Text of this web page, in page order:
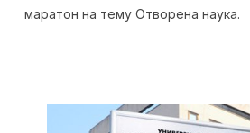
маратон на тему Отворена наука.